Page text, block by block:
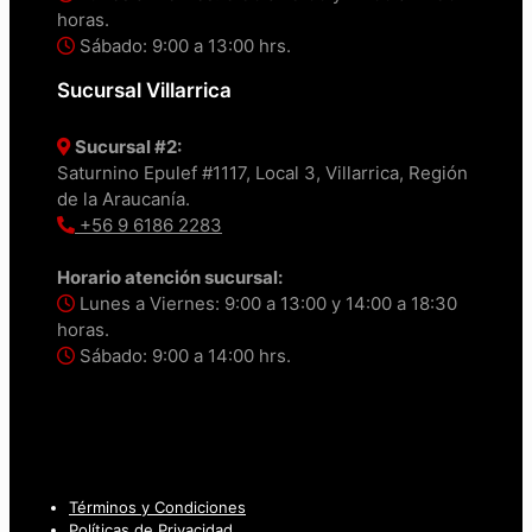
horas.
Sábado: 9:00 a 13:00 hrs.
Sucursal Villarrica
Sucursal #2:
Saturnino Epulef #1117, Local 3, Villarrica, Región
de la Araucanía.
+56 9 6186 2283
Horario atención sucursal:
Lunes a Viernes: 9:00 a 13:00 y 14:00 a 18:30
horas.
Sábado: 9:00 a 14:00 hrs.
Términos y Condiciones